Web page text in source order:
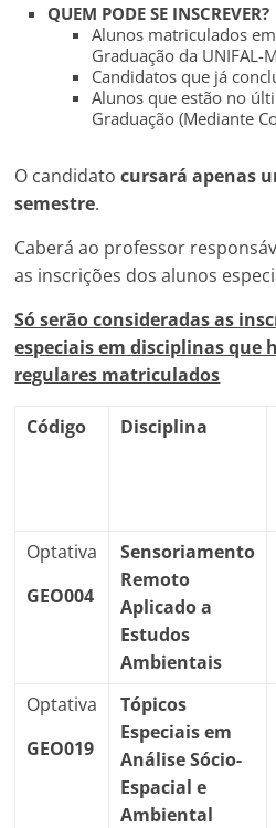
QUEM PODE SE INSCREVER?
Alunos matriculados
Graduação da UNIFAL-
Candidatos que já
Alunos que estão no
Graduação (Mediante
O candidatocursará apenas
semestre.
Caberá ao professor
as inscrições dos alunos
Só serão consideradas as
especiais em disciplinas que
regulares matriculados
Código Disciplina
Optativa
GEO004
Sensoriamento
Remoto
Aplicado a
Estudos
Ambientais
Optativa
GEO019
Tópicos
Especiais em
Análise Sócio-
Espacial e
Ambiental